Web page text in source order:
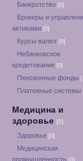
Банкротство [0]
Брокеры и
активами [0]
Курсы валют [0]
Небанковское
кредитование [0]
Пенсионные фонды
Платежные системы
Медицина и
здоровье [0]
Здоровье [0]
Медицинская
промышленность [0]